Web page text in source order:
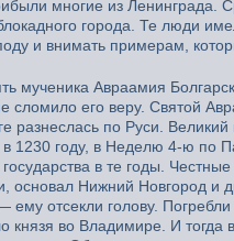
многие из Ленинграда.
города. Те люди
и внимать примерам,
мученика Авраамия
сломило его веру. Святой
разнеслась по Руси.
в 1230 году, в Неделю 4-ю по
в те годы.
основал Нижний Новгород
ему отсекли голову.
князя во Владимире. И тогда